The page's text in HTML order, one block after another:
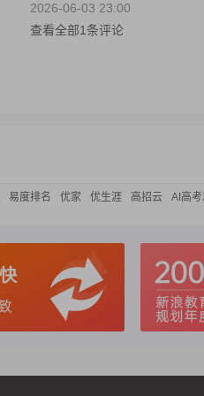
2026-06-03 23:00
查看全部1条评论
易度排名 优家 优生涯 高招云 AI高